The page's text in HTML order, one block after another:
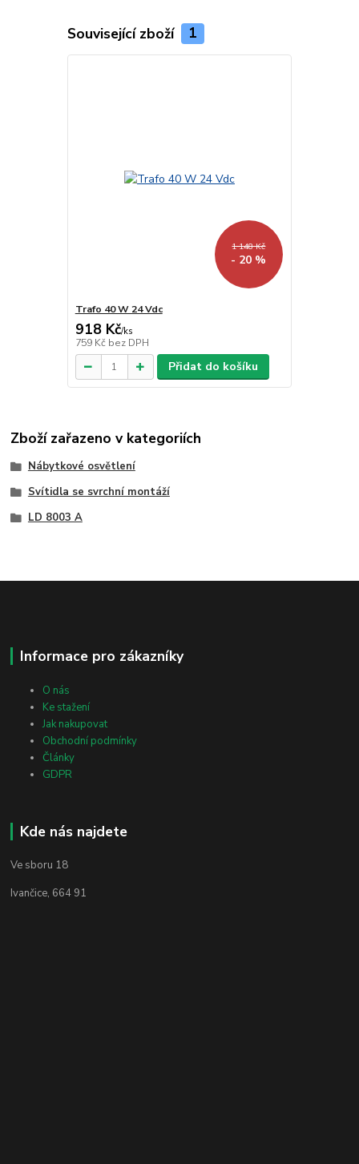
Související zboží 1
1 148 Kč
- 20 %
Trafo 40 W 24 Vdc
918 Kč/ks
759 Kč bez DPH
Přidat do košíku
Zboží zařazeno v kategoriích
Nábytkové osvětlení
Svítidla se svrchní montáží
LD 8003 A
Informace pro zákazníky
O nás
Ke stažení
Jak nakupovat
Obchodní podmínky
Články
GDPR
Kde nás najdete
Ve sboru 18
Ivančice, 664 91